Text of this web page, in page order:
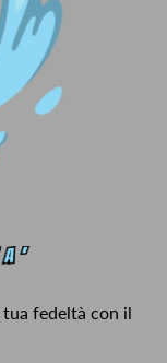
fedeltà con il